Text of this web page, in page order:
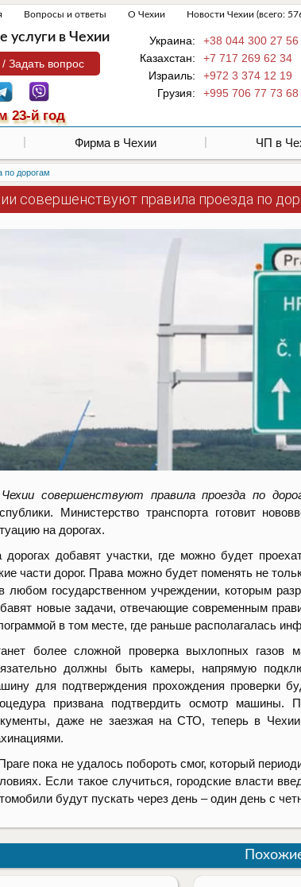
Вопросы и ответы О Чехии Новости Чехии (всего:
Задать вопрос
23-й год
услуги в Чехии Украина:
+38 044 300 27 56
Казахстан:
+7 717 269 62 34
Израиль:
+972 3 374 12 19
Грузия:
+995 706 77 73 68
Фирма в Чехии ЧП в
по дорогам
совершенствуют правила проезда по
совершенствуют правила проезда по
Министерство транспорта готовит
на дорогах.
дорогах добавят участки, где можно будет
части дорог. Права можно будет поменять не
любом государственном учреждении, которым
новые задачи, отвечающие современным
в том месте, где раньше располагалась
более сложной проверка выхлопных газов
должны быть камеры, напрямую
для подтверждения прохождения проверки
призвана подтвердить осмотр машины.
даже не заезжая на СТО, теперь в
пока не удалось побороть смог, который
Если такое случиться, городские власти
будут пускать через день – один день с